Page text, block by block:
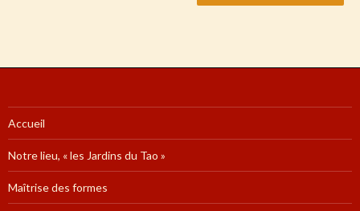
Accueil
Notre lieu, « les Jardins du Tao »
Maîtrise des formes